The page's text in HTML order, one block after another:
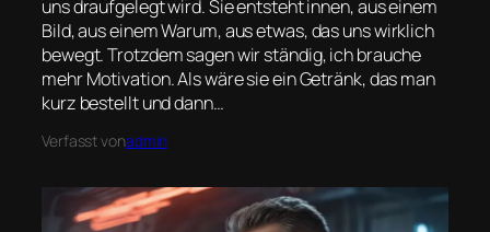
uns draufgelegt wird. Sie entsteht innen, aus einem
Bild, aus einem Warum, aus etwas, das uns wirklich
bewegt. Trotzdem sagen wir ständig, ich brauche
mehr Motivation. Als wäre sie ein Getränk, das man
kurz bestellt und dann…
Verfasst vonadmin